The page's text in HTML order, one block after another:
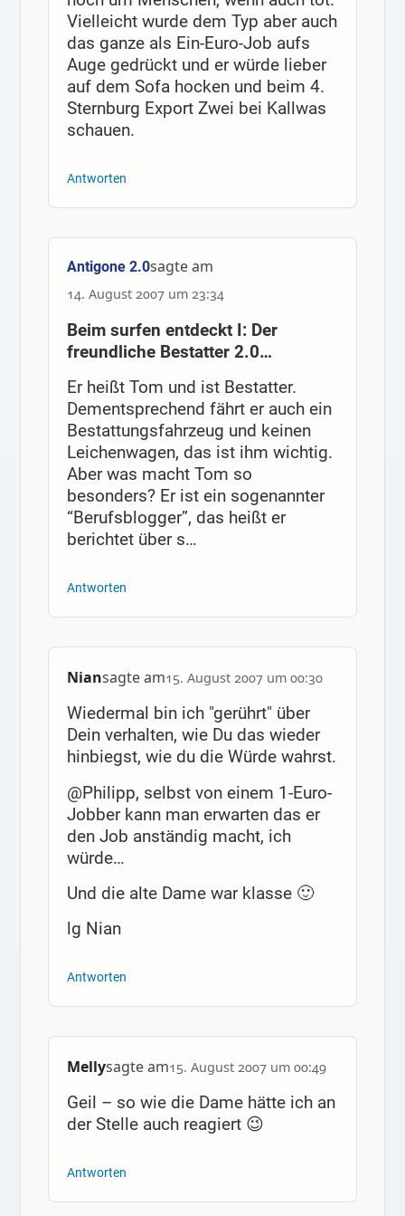
Vielleicht wurde dem Typ aber auch
das ganze als Ein-Euro-Job aufs
Auge gedrückt und er würde lieber
auf dem Sofa hocken und beim 4.
Sternburg Export Zwei bei Kallwas
schauen.
Antworten
Antigone 2.0sagte am
14. August 2007 um 23:34
Beim surfen entdeckt I: Der
freundliche Bestatter 2.0…
Er heißt Tom und ist Bestatter.
Dementsprechend fährt er auch ein
Bestattungsfahrzeug und keinen
Leichenwagen, das ist ihm wichtig.
Aber was macht Tom so
besonders? Er ist ein sogenannter
“Berufsblogger”, das heißt er
berichtet über s…
Antworten
Niansagte am15. August 2007 um 00:30
Wiedermal bin ich "gerührt" über
Dein verhalten, wie Du das wieder
hinbiegst, wie du die Würde wahrst.
@Philipp, selbst von einem 1-Euro-
Jobber kann man erwarten das er
den Job anständig macht, ich
würde…
Und die alte Dame war klasse 🙂
lg Nian
Antworten
Mellysagte am15. August 2007 um 00:49
Geil – so wie die Dame hätte ich an
der Stelle auch reagiert 😉
Antworten